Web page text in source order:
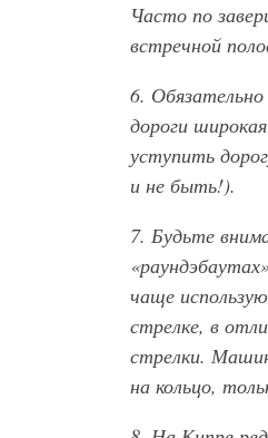
Часто по
встречной
6.
дороги
уступить
и не быть!).
7. Будьте
чаще
стрелке, в
стрелки.
на кольцо,